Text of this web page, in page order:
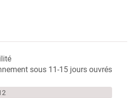
sous 11-15 jours ouvrés